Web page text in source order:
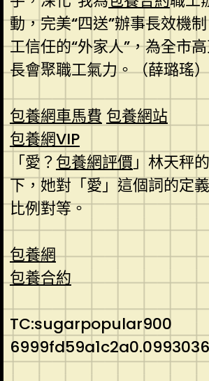
動，完美“四送”辦事長效機
工信任的“外家人”，為全市
長會聚職工氣力。（薛璐瑤）
包養網車馬費 包養網站
包養網VIP
「愛？包養網評價 」林天秤
下，她對「愛」這個詞的定
比例對等。
包養網
包養合約
TC:sugarpopular900